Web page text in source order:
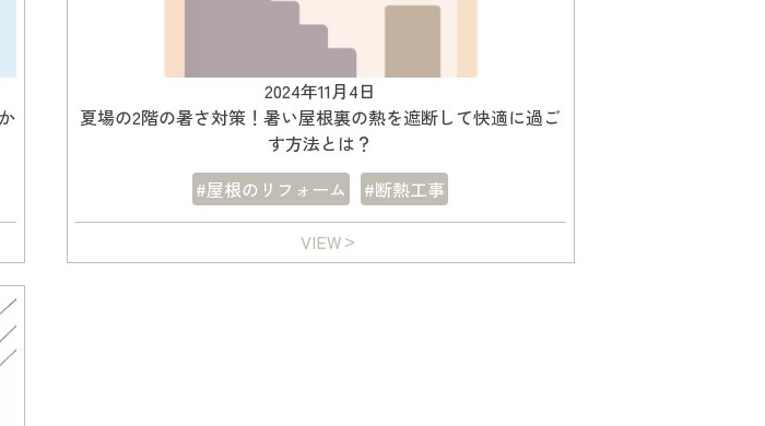
2024年11月4日
夏場の2階の暑さ対策！暑い屋根裏の熱を遮断して快適に過ご
す方法とは？
#屋根のリフォーム
#断熱工事
VIEW